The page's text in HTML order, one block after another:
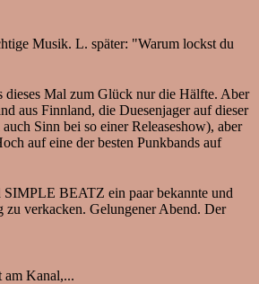
Musik. L. später: "Warum lockst du
Mal zum Glück nur die Hälfte. Aber
aus Finnland, die Duesenjager auf dieser
Sinn bei so einer Releaseshow), aber
auf eine der besten Punkbands auf
BEATZ ein paar bekannte und
zu verkacken. Gelungener Abend. Der
am Kanal,...